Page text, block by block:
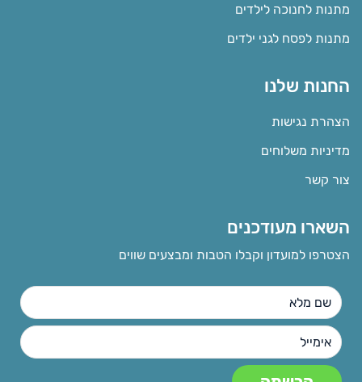
מתנות לחנוכה לילדים
מתנות לפסח לגני ילדים
החנות שלנו
הצהרת נגישות
מדיניות משלוחים
צור קשר
השארו מעודכנים
הצטרפו למועדון וקבלו הטבות ומבצעים שווים